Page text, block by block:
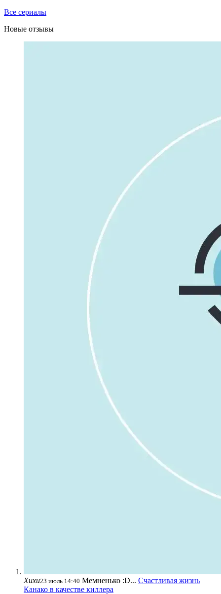
Все сериалы
Новые отзывы
Хихи23 июль 14:40 Мемненько :D... Счастливая жизнь
Канако в качестве киллера